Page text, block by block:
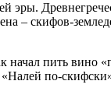
эры.
– скифов-
пить вино
«Налей по-